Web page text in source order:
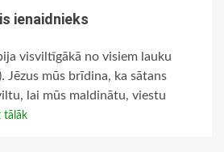
ienaidnieks
visviltīgākā no visiem lauku
Jēzus mūs brīdina, ka sātans
lai mūs maldinātu, viestu
tālāk